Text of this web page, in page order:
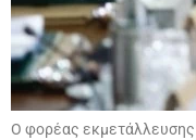
Ο φορέας εκμετάλλευσης